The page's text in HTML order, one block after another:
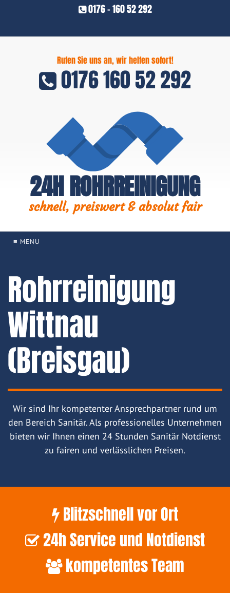
0176 - 160 52 292
Rufen Sie uns an, wir helfen sofort!
0176 160 52 292
24H ROHRREINIGUNG
schnell, preiswert & absolut fair
≡ MENU
Rohrreinigung
Wittnau
(Breisgau)
Wir sind Ihr kompetenter Ansprechpartner rund um
den Bereich Sanitär. Als professionelles Unternehmen
bieten wir Ihnen einen 24 Stunden Sanitär Notdienst
zu fairen und verlässlichen Preisen.
Blitzschnell vor Ort
24h Service und Notdienst
kompetentes Team